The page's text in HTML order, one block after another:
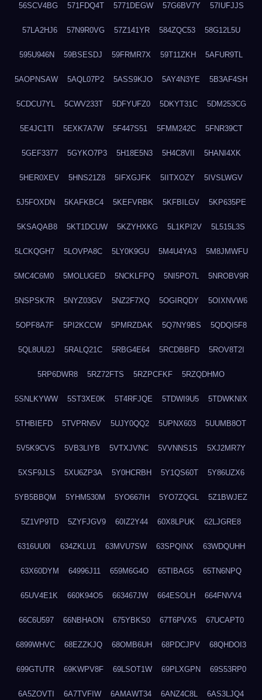
56SCV4BG 571FDQ4T 5771DEGW 57G6BV7Y 57IUFJJS
57LA2HJ6 57N9R0VG 57Z141YR 584ZQC53 58G12L5U
595U946N 59BSESDJ 59FRMR7X 59T11ZKH 5AFUR9TL
5AOPNSAW 5AQL07P2 5ASS9KJO 5AY4N3YE 5B3AF4SH
5CDCU7YL 5CWV233T 5DFYUFZ0 5DKYT31C 5DM253CG
5E4JC1TI 5EXK7A7W 5F447S51 5FMM242C 5FNR39CT
5GEF3377 5GYKO7P3 5H18E5N3 5H4C8VII 5HANI4XK
5HER0XEV 5HNS21Z8 5IFXGJFK 5IITXOZY 5IVSLWGV
5J5FOXDN 5KAFKBC4 5KEFVRBK 5KFBILGV 5KP635PE
5KSAQAB8 5KT1DCUW 5KZYHXKG 5L1KPI2V 5L515L3S
5LCKQGH7 5LOVPA8C 5LY0K9GU 5M4U4YA3 5M8JMWFU
5MC4C6M0 5MOLUGED 5NCKLFPQ 5NI5PO7L 5NROBV9R
5NSPSK7R 5NYZ03GV 5NZ2F7XQ 5OGIRQDY 5OIXNVW6
5OPF8A7F 5PI2KCCW 5PMRZDAK 5Q7NY9BS 5QDQI5F8
5QL8UU2J 5RALQ21C 5RBG4E64 5RCDBBFD 5ROV8T2I
5RP6DWR8 5RZ72FTS 5RZPCFKF 5RZQDHMO
5SNLKYWW 5ST3XE0K 5T4RFJQE 5TDWI9U5 5TDWKNIX
5THBIEFD 5TVPRN5V 5UJY0QQ2 5UPNX603 5UUMB8OT
5V5K9CVS 5VB3LIYB 5VTXJVNC 5VVNNS1S 5XJ2MR7Y
5XSF9JLS 5XU6ZP3A 5Y0HCRBH 5Y1QS60T 5Y86UZX6
5YB5BBQM 5YHM530M 5YO667IH 5YO7ZQGL 5Z1BWJEZ
5Z1VP9TD 5ZYFJGV9 60IZ2Y44 60X8LPUK 62LJGRE8
6316UU0I 634ZKLU1 63MVU7SW 63SPQINX 63WDQUHH
63X60DYM 64996J11 659M6G4O 65TIBAG5 65TN6NPQ
65UV4E1K 660K94O5 663467JW 664ESOLH 664FNVV4
66C6U597 66NBHAON 675YBKS0 67T6PVX5 67UCAPT0
6899WHVC 68EZZKJQ 68OMB6UH 68PDCJPV 68QHDOI3
699GTUTR 69KWPV8F 69LSOT1W 69PLXGPN 69S53RP0
6A5ZOVTI 6A7TVFIW 6AMAWT34 6ANZ4C8L 6AS3LJQ4